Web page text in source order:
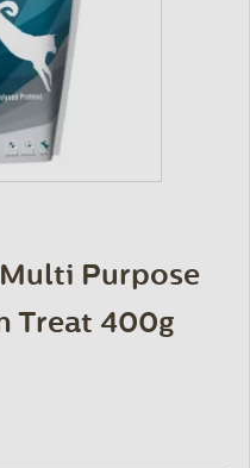
Multi Purpose
Treat 400g